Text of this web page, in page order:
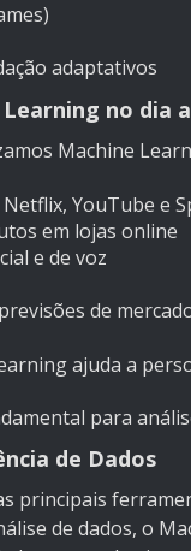
adaptativos
no dia
Machine
Netflix, YouTube e
em lojas online
e de voz
de
ajuda a
para
de Dados
principais
de dados, o